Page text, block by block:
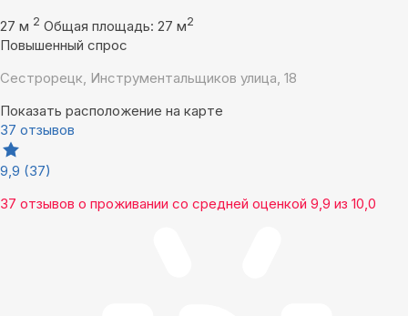
27 м 2 Общая площадь: 27 м2
Повышенный спрос
Сестрорецк, Инструментальщиков улица, 18
Показать расположение на карте
37 отзывов
9,9 (37)
37 отзывов о проживании со средней оценкой 9,9 из 10,0